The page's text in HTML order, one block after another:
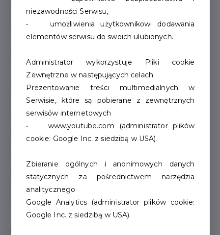
Parking dla klientów
Akceptacja zwierząt w punkcie
Przystosowanie dla osób z niepełnosprawnościami
niezawodności Serwisu,
• umożliwienia użytkownikowi dodawania
elementów serwisu do swoich ulubionych.
Administrator wykorzystuje Pliki cookie
Zewnętrzne w następujących celach:
Prezentowanie treści multimedialnych w
Serwisie, które są pobierane z zewnętrznych
serwisów internetowych
• www.youtube.com (administrator plików
cookie: Google Inc. z siedzibą w USA).
Zbieranie ogólnych i anonimowych danych
statycznych za pośrednictwem narzędzia
analitycznego
Google Analytics (administrator plików cookie:
Google Inc. z siedzibą w USA).